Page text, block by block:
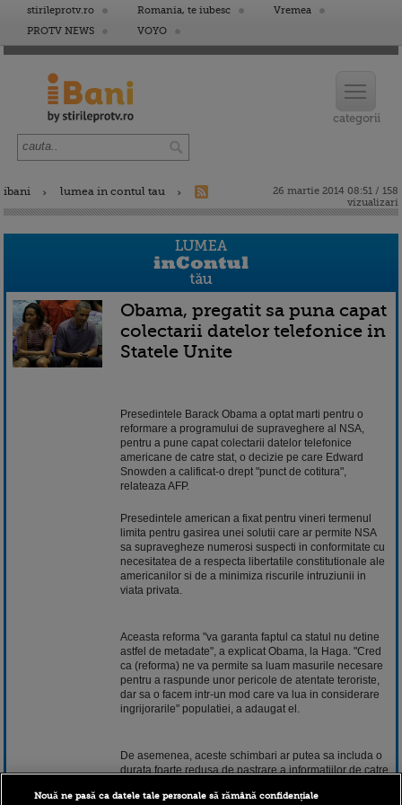
stirileprotv.ro Romania, te iubesc
Vremea
PROTV NEWS
VOYO
ibani lumea in contul tau
26 martie 2014 08:51 / 158
vizualizari
Obama, pregatit sa puna capat
colectarii datelor telefonice in
Statele Unite
Presedintele Barack Obama a optat marti pentru o
reformare a programului de supraveghere al NSA,
pentru a pune capat colectarii datelor telefonice
americane de catre stat, o decizie pe care Edward
Snowden a calificat-o drept "punct de cotitura",
relateaza AFP.
Presedintele american a fixat pentru vineri termenul
limita pentru gasirea unei solutii care ar permite NSA
sa supravegheze numerosi suspecti in conformitate cu
necesitatea de a respecta libertatile constitutionale ale
americanilor si de a minimiza riscurile intruziunii in
viata privata.
Aceasta reforma "va garanta faptul ca statul nu detine
astfel de metadate", a explicat Obama, la Haga. "Cred
ca (reforma) ne va permite sa luam masurile necesare
pentru a raspunde unor pericole de atentate teroriste,
dar sa o facem intr-un mod care va lua in considerare
ingrijorarile" populatiei, a adaugat el.
De asemenea, aceste schimbari ar putea sa includa o
durata foarte redusa de pastrare a informatiilor de catre
timp de cinci ani.
Nouă ne pasă ca datele tale personale să rămână confidențiale